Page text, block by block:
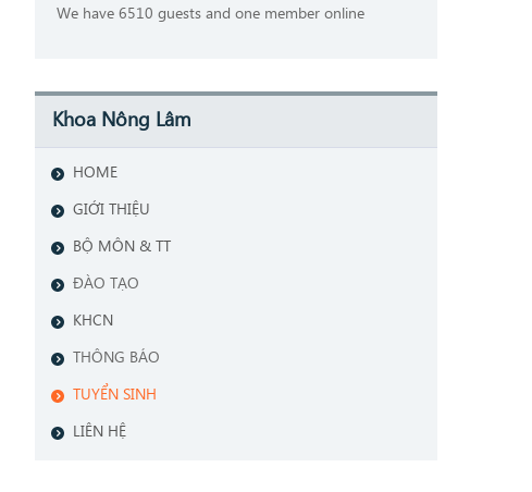
We have 6510 guests and one member online
Khoa Nông Lâm
HOME
GIỚI THIỆU
BỘ MÔN & TT
ĐÀO TẠO
KHCN
THÔNG BÁO
TUYỂN SINH
LIÊN HỆ